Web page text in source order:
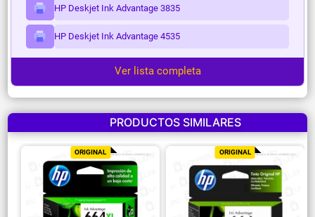
HP Deskjet Ink Advantage 3835
HP Deskjet Ink Advantage 4535
Ver lista completa
PRODUCTOS SIMILARES
ORIGINAL ORIGINAL